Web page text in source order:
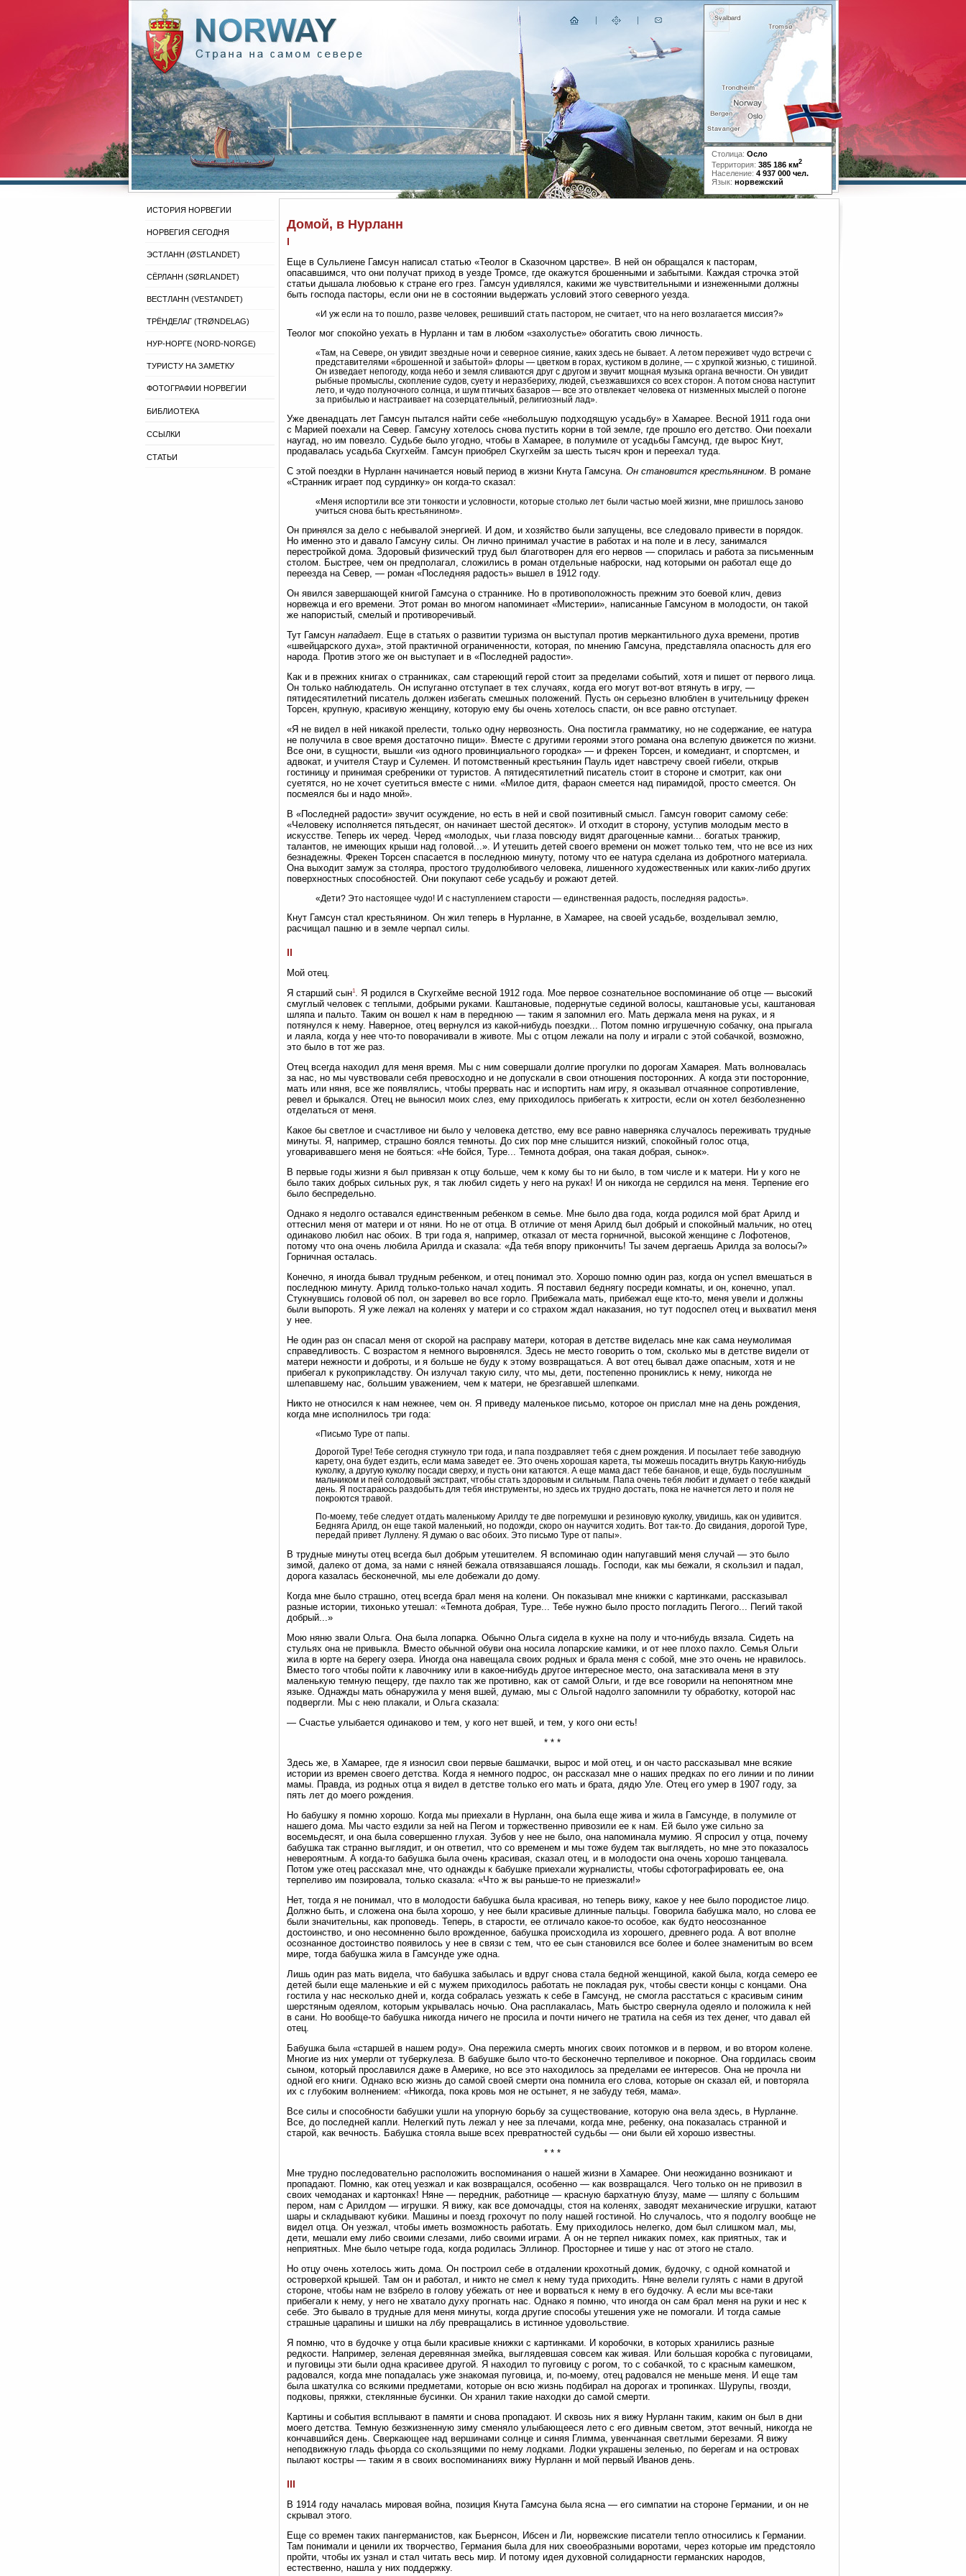
Столица: Осло
Территория: 385 186 км2
Население: 4 937 000 чел.
Язык: норвежский
ИСТОРИЯ НОРВЕГИИ
НОРВЕГИЯ СЕГОДНЯ
ЭСТЛАНН (ØSTLANDET)
СЁРЛАНН (SØRLANDET)
ВЕСТЛАНН (VESTANDET)
ТРЁНДЕЛАГ (TRØNDELAG)
НУР-НОРГЕ (NORD-NORGE)
ТУРИСТУ НА ЗАМЕТКУ
ФОТОГРАФИИ НОРВЕГИИ
БИБЛИОТЕКА
ССЫЛКИ
СТАТЬИ
Домой, в Нурланн
I
Еще в Сульлиене Гамсун написал статью «Теолог в Сказочном царстве». В ней он обращался к пасторам,
опасавшимся, что они получат приход в уезде Тромсе, где окажутся брошенными и забытыми. Каждая строчка этой
статьи дышала любовью к стране его грез. Гамсун удивлялся, какими же чувствительными и изнеженными должны
быть господа пасторы, если они не в состоянии выдержать условий этого северного уезда.
«И уж если на то пошло, разве человек, решивший стать пастором, не считает, что на него возлагается миссия?»
Теолог мог спокойно уехать в Нурланн и там в любом «захолустье» обогатить свою личность.
«Там, на Севере, он увидит звездные ночи и северное сияние, каких здесь не бывает. А летом переживет чудо встречи с
представителями «брошенной и забытой» флоры — цветком в горах, кустиком в долине, — с хрупкой жизнью, с тишиной.
Он изведает непогоду, когда небо и земля сливаются друг с другом и звучит мощная музыка органа вечности. Он увидит
рыбные промыслы, скопление судов, суету и неразбериху, людей, съезжавшихся со всех сторон. А потом снова наступит
лето, и чудо полуночного солнца, и шум птичьих базаров — все это отвлекает человека от низменных мыслей о погоне
за прибылью и настраивает на созерцательный, религиозный лад».
Уже двенадцать лет Гамсун пытался найти себе «небольшую подходящую усадьбу» в Хамарее. Весной 1911 года они
с Марией поехали на Север. Гамсуну хотелось снова пустить корни в той земле, где прошло его детство. Они поехали
наугад, но им повезло. Судьбе было угодно, чтобы в Хамарее, в полумиле от усадьбы Гамсунд, где вырос Кнут,
продавалась усадьба Скугхейм. Гамсун приобрел Скугхейм за шесть тысяч крон и переехал туда.
С этой поездки в Нурланн начинается новый период в жизни Кнута Гамсуна. Он становится крестьянином. В романе
«Странник играет под сурдинку» он когда-то сказал:
«Меня испортили все эти тонкости и условности, которые столько лет были частью моей жизни, мне пришлось заново
учиться снова быть крестьянином».
Он принялся за дело с небывалой энергией. И дом, и хозяйство были запущены, все следовало привести в порядок.
Но именно это и давало Гамсуну силы. Он лично принимал участие в работах и на поле и в лесу, занимался
перестройкой дома. Здоровый физический труд был благотворен для его нервов — спорилась и работа за письменным
столом. Быстрее, чем он предполагал, сложились в роман отдельные наброски, над которыми он работал еще до
переезда на Север, — роман «Последняя радость» вышел в 1912 году.
Он явился завершающей книгой Гамсуна о страннике. Но в противоположность прежним это боевой клич, девиз
норвежца и его времени. Этот роман во многом напоминает «Мистерии», написанные Гамсуном в молодости, он такой
же напористый, смелый и противоречивый.
Тут Гамсун нападает. Еще в статьях о развитии туризма он выступал против меркантильного духа времени, против
«швейцарского духа», этой практичной ограниченности, которая, по мнению Гамсуна, представляла опасность для его
народа. Против этого же он выступает и в «Последней радости».
Как и в прежних книгах о странниках, сам стареющий герой стоит за пределами событий, хотя и пишет от первого лица.
Он только наблюдатель. Он испуганно отступает в тех случаях, когда его могут вот-вот втянуть в игру, —
пятидесятилетний писатель должен избегать смешных положений. Пусть он серьезно влюблен в учительницу фрекен
Торсен, крупную, красивую женщину, которую ему бы очень хотелось спасти, он все равно отступает.
«Я не видел в ней никакой прелести, только одну нервозность. Она постигла грамматику, но не содержание, ее натура
не получила в свое время достаточно пищи». Вместе с другими героями этого романа она вслепую движется по жизни.
Все они, в сущности, вышли «из одного провинциального городка» — и фрекен Торсен, и комедиант, и спортсмен, и
адвокат, и учителя Стаур и Сулемен. И потомственный крестьянин Пауль идет навстречу своей гибели, открыв
гостиницу и принимая сребреники от туристов. А пятидесятилетний писатель стоит в стороне и смотрит, как они
суетятся, но не хочет суетиться вместе с ними. «Милое дитя, фараон смеется над пирамидой, просто смеется. Он
посмеялся бы и надо мной».
В «Последней радости» звучит осуждение, но есть в ней и свой позитивный смысл. Гамсун говорит самому себе:
«Человеку исполняется пятьдесят, он начинает шестой десяток». И отходит в сторону, уступив молодым место в
искусстве. Теперь их черед. Черед «молодых, чьи глаза повсюду видят драгоценные камни... богатых транжир,
талантов, не имеющих крыши над головой...». И утешить детей своего времени он может только тем, что не все из них
безнадежны. Фрекен Торсен спасается в последнюю минуту, потому что ее натура сделана из добротного материала.
Она выходит замуж за столяра, простого трудолюбивого человека, лишенного художественных или каких-либо других
поверхностных способностей. Они покупают себе усадьбу и рожают детей.
«Дети? Это настоящее чудо! И с наступлением старости — единственная радость, последняя радость».
Кнут Гамсун стал крестьянином. Он жил теперь в Нурланне, в Хамарее, на своей усадьбе, возделывал землю,
расчищал пашню и в земле черпал силы.
II
Мой отец.
Я старший сын1. Я родился в Скугхейме весной 1912 года. Мое первое сознательное воспоминание об отце — высокий
смуглый человек с теплыми, добрыми руками. Каштановые, подернутые сединой волосы, каштановые усы, каштановая
шляпа и пальто. Таким он вошел к нам в переднюю — таким я запомнил его. Мать держала меня на руках, и я
потянулся к нему. Наверное, отец вернулся из какой-нибудь поездки... Потом помню игрушечную собачку, она прыгала
и лаяла, когда у нее что-то поворачивали в животе. Мы с отцом лежали на полу и играли с этой собачкой, возможно,
это было в тот же раз.
Отец всегда находил для меня время. Мы с ним совершали долгие прогулки по дорогам Хамарея. Мать волновалась
за нас, но мы чувствовали себя превосходно и не допускали в свои отношения посторонних. А когда эти посторонние,
мать или няня, все же появлялись, чтобы прервать нас и испортить нам игру, я оказывал отчаянное сопротивление,
ревел и брыкался. Отец не выносил моих слез, ему приходилось прибегать к хитрости, если он хотел безболезненно
отделаться от меня.
Какое бы светлое и счастливое ни было у человека детство, ему все равно наверняка случалось переживать трудные
минуты. Я, например, страшно боялся темноты. До сих пор мне слышится низкий, спокойный голос отца,
уговаривавшего меня не бояться: «Не бойся, Туре... Темнота добрая, она такая добрая, сынок».
В первые годы жизни я был привязан к отцу больше, чем к кому бы то ни было, в том числе и к матери. Ни у кого не
было таких добрых сильных рук, я так любил сидеть у него на руках! И он никогда не сердился на меня. Терпение его
было беспредельно.
Однако я недолго оставался единственным ребенком в семье. Мне было два года, когда родился мой брат Арилд и
оттеснил меня от матери и от няни. Но не от отца. В отличие от меня Арилд был добрый и спокойный мальчик, но отец
одинаково любил нас обоих. В три года я, например, отказал от места горничной, высокой женщине с Лофотенов,
потому что она очень любила Арилда и сказала: «Да тебя впору прикончить! Ты зачем дергаешь Арилда за волосы?»
Горничная осталась.
Конечно, я иногда бывал трудным ребенком, и отец понимал это. Хорошо помню один раз, когда он успел вмешаться в
последнюю минуту. Арилд только-только начал ходить. Я поставил беднягу посреди комнаты, и он, конечно, упал.
Стукнувшись головой об пол, он заревел во все горло. Прибежала мать, прибежал еще кто-то, меня увели и должны
были выпороть. Я уже лежал на коленях у матери и со страхом ждал наказания, но тут подоспел отец и выхватил меня
у нее.
Не один раз он спасал меня от скорой на расправу матери, которая в детстве виделась мне как сама неумолимая
справедливость. С возрастом я немного выровнялся. Здесь не место говорить о том, сколько мы в детстве видели от
матери нежности и доброты, и я больше не буду к этому возвращаться. А вот отец бывал даже опасным, хотя и не
прибегал к рукоприкладству. Он излучал такую силу, что мы, дети, постепенно прониклись к нему, никогда не
шлепавшему нас, большим уважением, чем к матери, не брезгавшей шлепками.
Никто не относился к нам нежнее, чем он. Я приведу маленькое письмо, которое он прислал мне на день рождения,
когда мне исполнилось три года:
«Письмо Туре от папы.
Дорогой Туре! Тебе сегодня стукнуло три года, и папа поздравляет тебя с днем рождения. И посылает тебе заводную
карету, она будет ездить, если мама заведет ее. Это очень хорошая карета, ты можешь посадить внутрь Какую-нибудь
куколку, а другую куколку посади сверху, и пусть они катаются. А еще мама даст тебе бананов, и еще, будь послушным
мальчиком и пей солодовый экстракт, чтобы стать здоровым и сильным. Папа очень тебя любит и думает о тебе каждый
день. Я постараюсь раздобыть для тебя инструменты, но здесь их трудно достать, пока не начнется лето и поля не
покроются травой.
По-моему, тебе следует отдать маленькому Арилду те две погремушки и резиновую куколку, увидишь, как он удивится.
Бедняга Арилд, он еще такой маленький, но подожди, скоро он научится ходить. Вот так-то. До свидания, дорогой Туре,
передай привет Луллену. Я думаю о вас обоих. Это письмо Туре от папы».
В трудные минуты отец всегда был добрым утешителем. Я вспоминаю один напугавший меня случай — это было
зимой, далеко от дома, за нами с няней бежала отвязавшаяся лошадь. Господи, как мы бежали, я скользил и падал,
дорога казалась бесконечной, мы еле добежали до дому.
Когда мне было страшно, отец всегда брал меня на колени. Он показывал мне книжки с картинками, рассказывал
разные истории, тихонько утешал: «Темнота добрая, Туре... Тебе нужно было просто погладить Пегого... Пегий такой
добрый...»
Мою няню звали Ольга. Она была лопарка. Обычно Ольга сидела в кухне на полу и что-нибудь вязала. Сидеть на
стульях она не привыкла. Вместо обычной обуви она носила лопарские камики, и от нее плохо пахло. Семья Ольги
жила в юрте на берегу озера. Иногда она навещала своих родных и брала меня с собой, мне это очень не нравилось.
Вместо того чтобы пойти к лавочнику или в какое-нибудь другое интересное место, она затаскивала меня в эту
маленькую темную пещеру, где пахло так же противно, как от самой Ольги, и где все говорили на непонятном мне
языке. Однажды мать обнаружила у меня вшей, думаю, мы с Ольгой надолго запомнили ту обработку, которой нас
подвергли. Мы с нею плакали, и Ольга сказала:
— Счастье улыбается одинаково и тем, у кого нет вшей, и тем, у кого они есть!
* * *
Здесь же, в Хамарее, где я износил свои первые башмачки, вырос и мой отец, и он часто рассказывал мне всякие
истории из времен своего детства. Когда я немного подрос, он рассказал мне о наших предках по его линии и по линии
мамы. Правда, из родных отца я видел в детстве только его мать и брата, дядю Уле. Отец его умер в 1907 году, за
пять лет до моего рождения.
Но бабушку я помню хорошо. Когда мы приехали в Нурланн, она была еще жива и жила в Гамсунде, в полумиле от
нашего дома. Мы часто ездили за ней на Пегом и торжественно привозили ее к нам. Ей было уже сильно за
восемьдесят, и она была совершенно глухая. Зубов у нее не было, она напоминала мумию. Я спросил у отца, почему
бабушка так странно выглядит, и он ответил, что со временем и мы тоже будем так выглядеть, но мне это показалось
невероятным. А когда-то бабушка была очень красивая, сказал отец, и в молодости она очень хорошо танцевала.
Потом уже отец рассказал мне, что однажды к бабушке приехали журналисты, чтобы сфотографировать ее, она
терпеливо им позировала, только сказала: «Что ж вы раньше-то не приезжали!»
Нет, тогда я не понимал, что в молодости бабушка была красивая, но теперь вижу, какое у нее было породистое лицо.
Должно быть, и сложена она была хорошо, у нее были красивые длинные пальцы. Говорила бабушка мало, но слова ее
были значительны, как проповедь. Теперь, в старости, ее отличало какое-то особое, как будто неосознанное
достоинство, и оно несомненно было врожденное, бабушка происходила из хорошего, древнего рода. А вот вполне
осознанное достоинство появилось у нее в связи с тем, что ее сын становился все более и более знаменитым во всем
мире, тогда бабушка жила в Гамсунде уже одна.
Лишь один раз мать видела, что бабушка забылась и вдруг снова стала бедной женщиной, какой была, когда семеро ее
детей были еще маленькие и ей с мужем приходилось работать не покладая рук, чтобы свести концы с концами. Она
гостила у нас несколько дней и, когда собралась уезжать к себе в Гамсунд, не смогла расстаться с красивым синим
шерстяным одеялом, которым укрывалась ночью. Она расплакалась, Мать быстро свернула одеяло и положила к ней
в сани. Но вообще-то бабушка никогда ничего не просила и почти ничего не тратила на себя из тех денег, что давал ей
отец.
Бабушка была «старшей в нашем роду». Она пережила смерть многих своих потомков и в первом, и во втором колене.
Многие из них умерли от туберкулеза. В бабушке было что-то бесконечно терпеливое и покорное. Она гордилась своим
сыном, который прославился даже в Америке, но все это находилось за пределами ее интересов. Она не прочла ни
одной его книги. Однако всю жизнь до самой своей смерти она помнила его слова, которые он сказал ей, и повторяла
их с глубоким волнением: «Никогда, пока кровь моя не остынет, я не забуду тебя, мама».
Все силы и способности бабушки ушли на упорную борьбу за существование, которую она вела здесь, в Нурланне.
Все, до последней капли. Нелегкий путь лежал у нее за плечами, когда мне, ребенку, она показалась странной и
старой, как вечность. Бабушка стояла выше всех превратностей судьбы — они были ей хорошо известны.
* * *
Мне трудно последовательно расположить воспоминания о нашей жизни в Хамарее. Они неожиданно возникают и
пропадают. Помню, как отец уезжал и как возвращался, особенно — как возвращался. Чего только он не привозил в
своих чемоданах и картонках! Няне — передник, работнице — красную бархатную блузу, маме — шляпу с большим
пером, нам с Арилдом — игрушки. Я вижу, как все домочадцы, стоя на коленях, заводят механические игрушки, катают
шары и складывают кубики. Машины и поезд грохочут по полу нашей гостиной. Но случалось, что я подолгу вообще не
видел отца. Он уезжал, чтобы иметь возможность работать. Ему приходилось нелегко, дом был слишком мал, мы,
дети, мешали ему либо своими слезами, либо своими играми. А он не терпел никаких помех, как приятных, так и
неприятных. Мне было четыре года, когда родилась Эллинор. Просторнее и тише у нас от этого не стало.
Но отцу очень хотелось жить дома. Он построил себе в отдалении крохотный домик, будочку, с одной комнатой и
островерхой крышей. Там он и работал, и никто не смел к нему туда приходить. Няне велели гулять с нами в другой
стороне, чтобы нам не взбрело в голову убежать от нее и ворваться к нему в его будочку. А если мы все-таки
прибегали к нему, у него не хватало духу прогнать нас. Однако я помню, что иногда он сам брал меня на руки и нес к
себе. Это бывало в трудные для меня минуты, когда другие способы утешения уже не помогали. И тогда самые
страшные царапины и шишки на лбу превращались в истинное удовольствие.
Я помню, что в будочке у отца были красивые книжки с картинками. И коробочки, в которых хранились разные
редкости. Например, зеленая деревянная змейка, выглядевшая совсем как живая. Или большая коробка с пуговицами,
и пуговицы эти были одна красивее другой. Я находил то пуговицу с рогом, то с собачкой, то с красным камешком,
радовался, когда мне попадалась уже знакомая пуговица, и, по-моему, отец радовался не меньше меня. И еще там
была шкатулка со всякими предметами, которые он всю жизнь подбирал на дорогах и тропинках. Шурупы, гвозди,
подковы, пряжки, стеклянные бусинки. Он хранил такие находки до самой смерти.
Картины и события всплывают в памяти и снова пропадают. И сквозь них я вижу Нурланн таким, каким он был в дни
моего детства. Темную безжизненную зиму сменяло улыбающееся лето с его дивным светом, этот вечный, никогда не
кончавшийся день. Сверкающее над вершинами солнце и синяя Глимма, увенчанная светлыми березами. Я вижу
неподвижную гладь фьорда со скользящими по нему лодками. Лодки украшены зеленью, по берегам и на островах
пылают костры — таким я в своих воспоминаниях вижу Нурланн и мой первый Иванов день.
III
В 1914 году началась мировая война, позиция Кнута Гамсуна была ясна — его симпатии на стороне Германии, и он не
скрывал этого.
Еще со времен таких пангерманистов, как Бьернсон, Ибсен и Ли, норвежские писатели тепло относились к Германии.
Там понимали и ценили их творчество, Германия была для них своеобразными воротами, через которые им предстояло
пройти, чтобы их узнал и стал читать весь мир. И потому идея духовной солидарности германских народов,
естественно, нашла у них поддержку.